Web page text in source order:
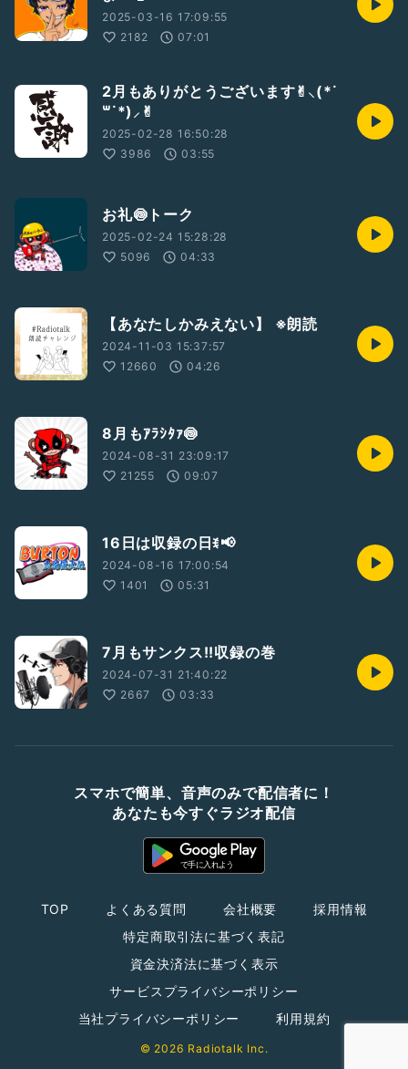
2025-03-16 17:09:55
2182
07:01
2月もありがとうございます✌︎︎︎⸜(*˙
꒳˙*)⸝✌︎
2025-02-28 16:50:28
3986
03:55
お礼🍥トーク
2025-02-24 15:28:28
5096
04:33
【あなたしかみえない】 ※朗読
2024-11-03 15:37:57
12660
04:26
8月もｱﾗｼﾀｧ🍥
2024-08-31 23:09:17
21255
09:07
16日は収録の日ꉂ📢
2024-08-16 17:00:54
1401
05:31
7月もサンクス!!収録の巻
2024-07-31 21:40:22
2667
03:33
スマホで簡単、音声のみで配信者に！
あなたも今すぐラジオ配信
TOP よくある質問 会社概要
採用情報
特定商取引法に基づく表記
資金決済法に基づく表示
サービスプライバシーポリシー
当社プライバシーポリシー
利用規約
© 2026 Radiotalk Inc.